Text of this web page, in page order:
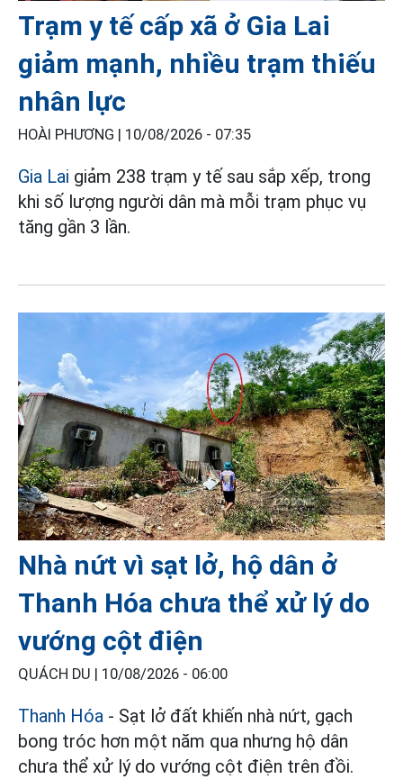
Trạm y tế cấp xã ở Gia Lai
giảm mạnh, nhiều trạm thiếu
nhân lực
HOÀI PHƯƠNG | 10/08/2026 - 07:35
Gia Lai giảm 238 trạm y tế sau sắp xếp, trong
khi số lượng người dân mà mỗi trạm phục vụ
tăng gần 3 lần.
Nhà nứt vì sạt lở, hộ dân ở
Thanh Hóa chưa thể xử lý do
vướng cột điện
QUÁCH DU | 10/08/2026 - 06:00
Thanh Hóa - Sạt lở đất khiến nhà nứt, gạch
bong tróc hơn một năm qua nhưng hộ dân
chưa thể xử lý do vướng cột điện trên đồi.